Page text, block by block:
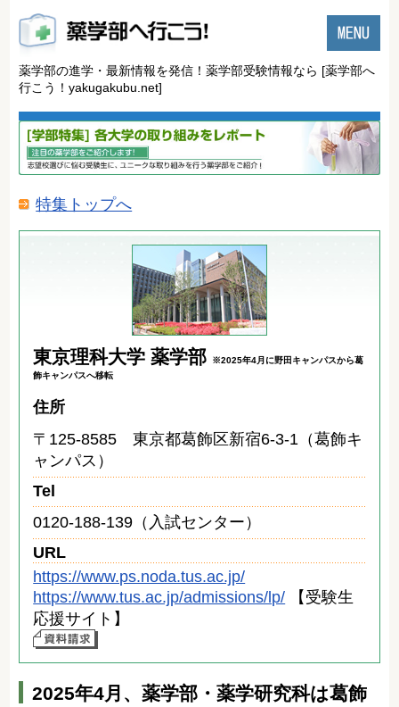
薬学部の進学・最新情報を発信！薬学部受験情報なら [薬学部へ
行こう！yakugakubu.net]
特集トップへ
東京理科大学 薬学部
※2025年4月に野田キャンパスから葛
飾キャンパスへ移転
住所
〒125-8585 東京都葛飾区新宿6-3-1（葛飾キ
ャンパス）
Tel
0120-188-139（入試センター）
URL
https://www.ps.noda.tus.ac.jp/
https://www.tus.ac.jp/admissions/lp/ 【受験生
応援サイト】
2025年4月、薬学部・薬学研究科は葛飾